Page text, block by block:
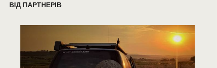
ВІД ПАРТНЕРІВ